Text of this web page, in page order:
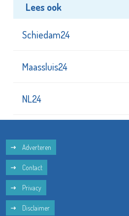
Lees ook
Schiedam24
Maassluis24
NL24
Adverteren
Contact
Privacy
Disclaimer